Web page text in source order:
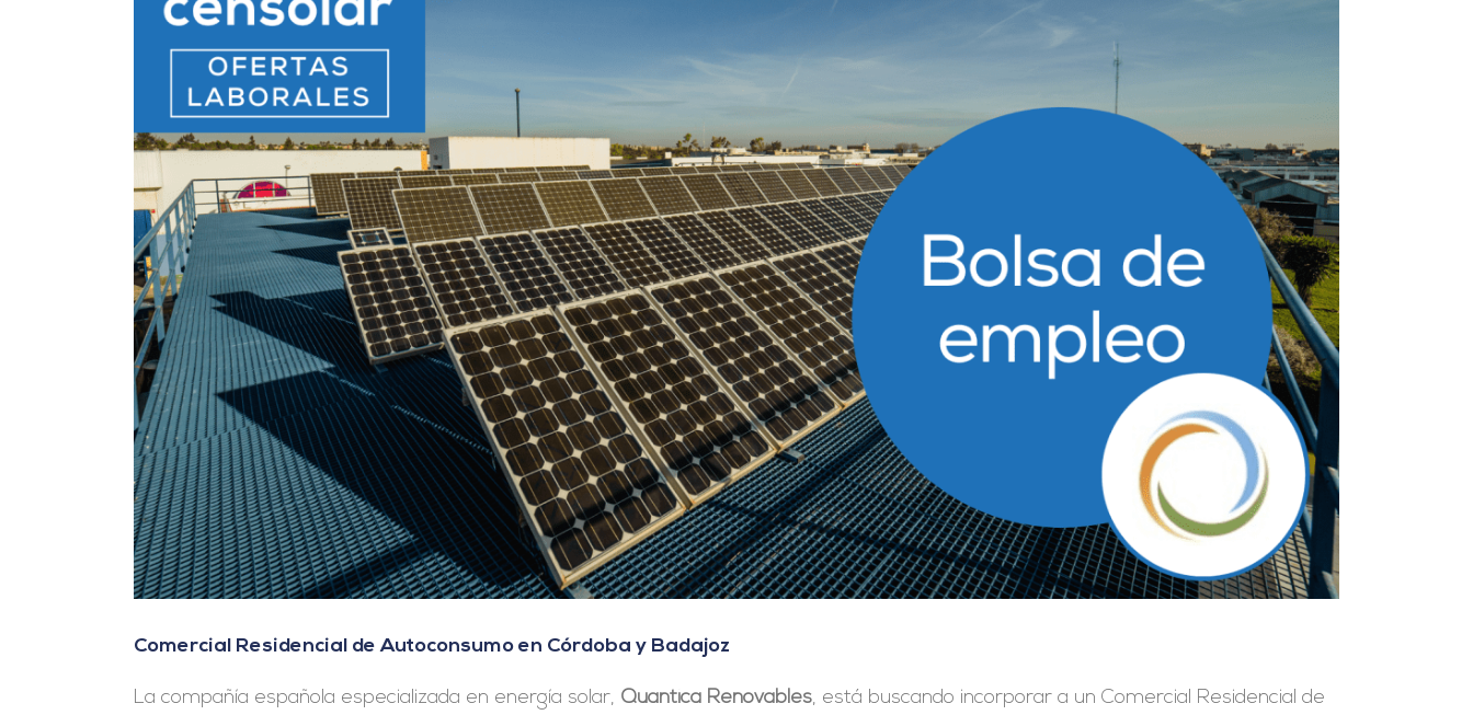
Comercial Residencial de Autoconsumo en Córdoba y Badajoz
La compañía española especializada en energía solar, Quantica Renovables, está buscando incorporar a un Comercial Residencial de